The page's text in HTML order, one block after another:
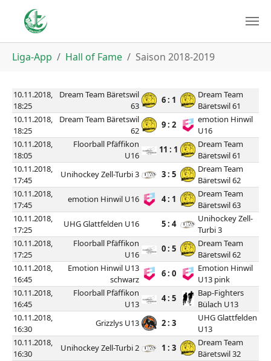
Liga-App Hall of Fame Saison 2018-2019
10.11.2018,
18:25
Dream Team Bäretswil
63
6 : 1
Dream Team
Bäretswil 61
10.11.2018,
18:25
Dream Team Bäretswil
62
9 : 2
emotion Hinwil
U16
10.11.2018,
18:05
Floorball Pfäffikon
U16
11 : 1
Dream Team
Bäretswil 61
10.11.2018,
17:45
Unihockey Zell-Turbi 3 3 : 5
Dream Team
Bäretswil 62
10.11.2018,
17:45
emotion Hinwil U16 4 : 1
Dream Team
Bäretswil 63
10.11.2018,
17:25
UHG Glattfelden U16 5 : 4
Unihockey Zell-
Turbi 3
10.11.2018,
17:25
Floorball Pfäffikon
U16
0 : 5
Dream Team
Bäretswil 62
10.11.2018,
16:45
Emotion Hinwil U13
schwarz
6 : 0
Emotion Hinwil
U13 pink
10.11.2018,
16:45
Floorball Pfäffikon
U13
4 : 5
Bap-Fighters
Bülach U13
10.11.2018,
16:30
Grizzlys U13 2 : 3
UHG Glattfelden
U13
10.11.2018,
16:30
Unihockey Zell-Turbi 2 1 : 3
Dream Team
Bäretswil 32